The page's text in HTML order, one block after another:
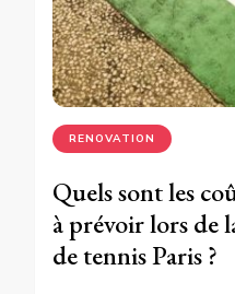
RENOVATION
Quels sont les
à prévoir lors de
de tennis Paris ?